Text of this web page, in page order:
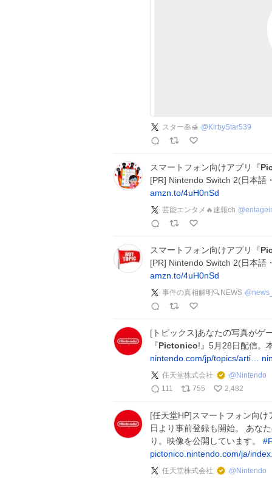
スター🥞🍯 @ KirbyStar539
スマートフォン向けアプリ『
[PR] Nintendo Switch 2(日本
amzn.to/4uH0nSd
芸能エンタメ🔥速報ch @
スマートフォン向けアプリ『
[PR] Nintendo Switch 2(日本
amzn.to/4uH0nSd
事件の真相解明🔍NEWS @
[トピックス]あなたの写真がゲ
『Pictonico!』5月28日配信。
nintendo.com/jp/topics/arti…
任天堂株式会社 @ Nintendo
111
755 2,482
[任天堂HP]スマートフォン向け
日より事前登録も開始。 あな
り。映像を公開しています。 #
pictonico.nintendo.com/ja/
任天堂株式会社 @ Nintendo